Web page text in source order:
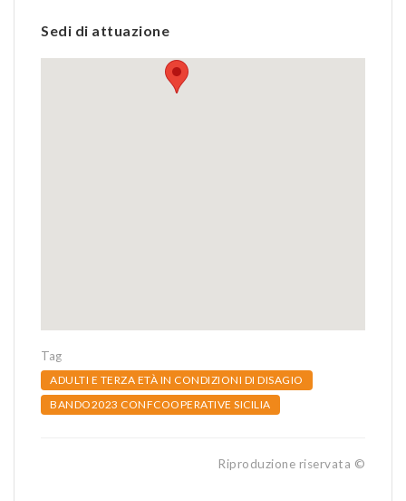
Sedi di attuazione
Tag
ADULTI E TERZA ETÀ IN CONDIZIONI DI DISAGIO
BANDO2023 CONFCOOPERATIVE SICILIA
Riproduzione riservata ©